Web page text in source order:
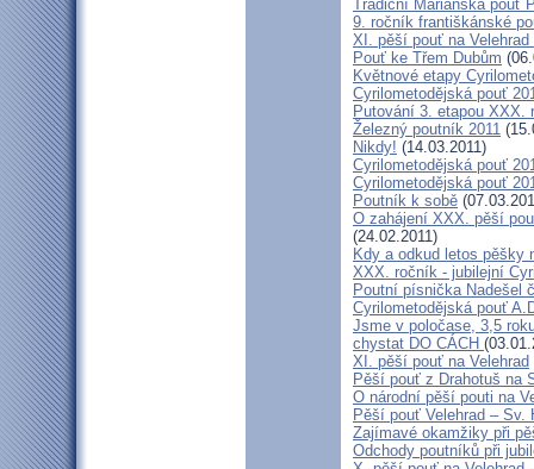
Tradiční Mariánská pouť
9. ročník františkánské
XI. pěší pouť na
Pouť ke Třem Dubům
Květnové etapy
Cyrilometodějská pouť
Putování 3. etapou XXX.
Železný poutník 2011
Nikdy! (14.03.2011)
Cyrilometodějská pouť
Cyrilometodějská pouť
Poutník k sobě
O zahájení XXX. pěší
(24.02.2011)
Kdy a odkud letos pěšky
XXX. ročník - jubilejní
Poutní písnička Nadešel
Cyrilometodějská pouť
Jsme v poločase, 3,5
chystat DO CÁCH
XI. pěší pouť na Velehrad
Pěší pouť z Drahotuš na
O národní pěší pouti na
Pěší pouť Velehrad – Sv.
Zajímavé okamžiky při
Odchody poutníků při